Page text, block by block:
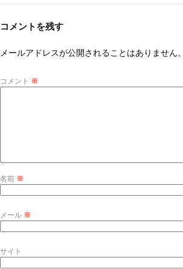
コメントを残す
メールアドレスが公開されることはありません。
コメント ※
名前 ※
メール ※
サイト